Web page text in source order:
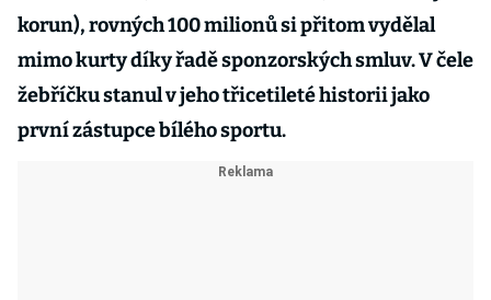
korun), rovných 100 milionů si přitom vydělal
mimo kurty díky řadě sponzorských smluv. V čele
žebříčku stanul v jeho třicetileté historii jako
první zástupce bílého sportu.